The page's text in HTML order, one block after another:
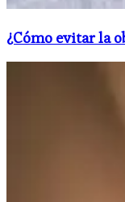
¿Cómo evitar la